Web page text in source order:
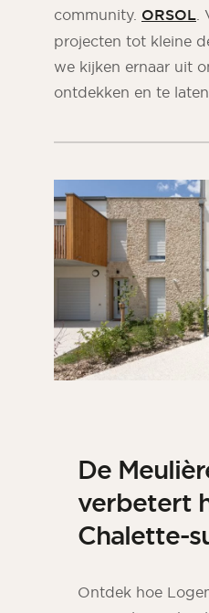
community. ORSOL.
projecten tot kleine
we kijken ernaar uit
ontdekken en te
De
verbetert
Chalette-
Ontdek hoe